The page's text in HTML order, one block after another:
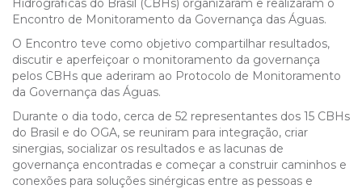
Hidrográficas do Brasil (CBHs) organizaram e realizaram o
Encontro de Monitoramento da Governança das Águas.
O Encontro teve como objetivo compartilhar resultados,
discutir e aperfeiçoar o monitoramento da governança
pelos CBHs que aderiram ao Protocolo de Monitoramento
da Governança das Águas.
Durante o dia todo, cerca de 52 representantes dos 15 CBHs
do Brasil e do OGA, se reuniram para integração, criar
sinergias, socializar os resultados e as lacunas de
governança encontradas e começar a construir caminhos e
conexões para soluções sinérgicas entre as pessoas e